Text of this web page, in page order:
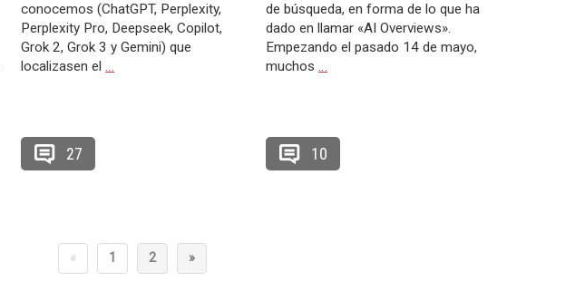
conocemos (ChatGPT, Perplexity,
Perplexity Pro, Deepseek, Copilot,
Grok 2, Grok 3 y Gemini) que
localizasen el…
27
de búsqueda, en forma de lo que ha
dado en llamar «AI Overviews».
Empezando el pasado 14 de mayo,
muchos…
10
« 1 2 »